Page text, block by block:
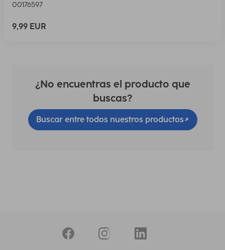
00176597
9,99 EUR
¿No encuentras el producto que
buscas?
Buscar entre todos nuestros productos